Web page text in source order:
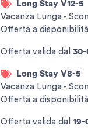
Long Stay V12-5
Vacanza Lunga -
Offerta a
Offerta valida dal 30-
Long Stay V8-5
Vacanza Lunga -
Offerta a
Offerta valida dal 19-